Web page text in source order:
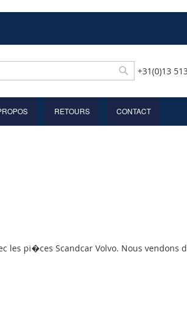
+31(0)13
RETOURS CONTACT
les pi�ces Scandcar Volvo. Nous